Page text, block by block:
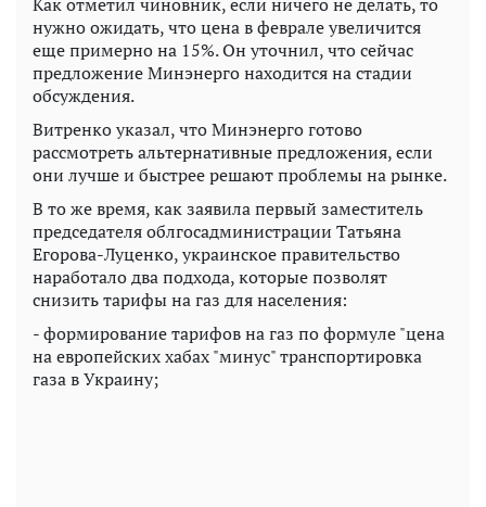
нужно ожидать, что цена в феврале увеличится
еще примерно на 15%. Он уточнил, что сейчас
предложение Минэнерго находится на стадии
обсуждения.
Витренко указал, что Минэнерго готово
рассмотреть альтернативные предложения, если
они лучше и быстрее решают проблемы на рынке.
В то же время, как заявила первый заместитель
председателя облгосадминистрации Татьяна
Егорова-Луценко, украинское правительство
наработало два подхода, которые позволят
снизить тарифы на газ для населения:
- формирование тарифов на газ по формуле "цена
на европейских хабах "минус" транспортировка
газа в Украину;